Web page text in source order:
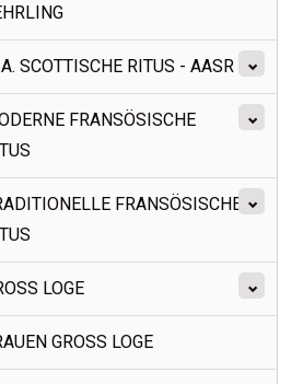
SCOTTISCHE RITUS - AASR
FRANSÖSISCHE
FRANSÖSISCHE
LOGE
GROSS LOGE